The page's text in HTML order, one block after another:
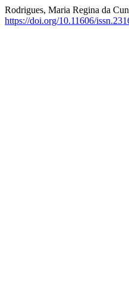
Rodrigues, Maria Regina da
https://doi.org/10.11606/